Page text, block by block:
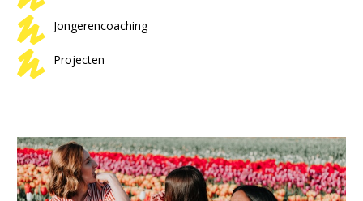
Jongerencoaching
Projecten